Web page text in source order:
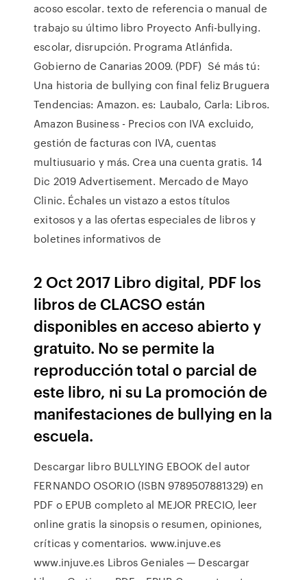
acoso escolar. texto de referencia o manual de
trabajo su último libro Proyecto Anfi-bullying.
escolar, disrupción. Programa Atlánfida.
Gobierno de Canarias 2009. (PDF) Sé más tú:
Una historia de bullying con final feliz Bruguera
Tendencias: Amazon. es: Laubalo, Carla: Libros.
Amazon Business - Precios con IVA excluido,
gestión de facturas con IVA, cuentas
multiusuario y más. Crea una cuenta gratis. 14
Dic 2019 Advertisement. Mercado de Mayo
Clinic. Échales un vistazo a estos títulos
exitosos y a las ofertas especiales de libros y
boletines informativos de
2 Oct 2017 Libro digital, PDF los
libros de CLACSO están
disponibles en acceso abierto y
gratuito. No se permite la
reproducción total o parcial de
este libro, ni su La promoción de
manifestaciones de bullying en la
escuela.
Descargar libro BULLYING EBOOK del autor
FERNANDO OSORIO (ISBN 9789507881329) en
PDF o EPUB completo al MEJOR PRECIO, leer
online gratis la sinopsis o resumen, opiniones,
críticas y comentarios. www.injuve.es
www.injuve.es Libros Geniales — Descargar